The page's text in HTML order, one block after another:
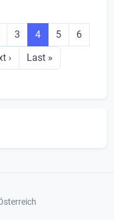
Seite
3 Seite
4 Seite
5 Seite
6
page
› Last page
Last »